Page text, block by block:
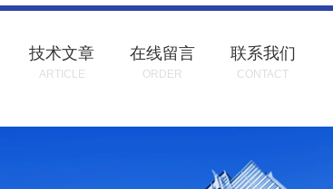
技术文章
ARTICLE
在线留言
ORDER
联系我们
CONTACT